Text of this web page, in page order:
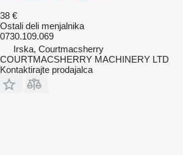
38 €
Ostali deli menjalnika
0730.109.069
Irska, Courtmacsherry
COURTMACSHERRY MACHINERY LTD
Kontaktirajte prodajalca